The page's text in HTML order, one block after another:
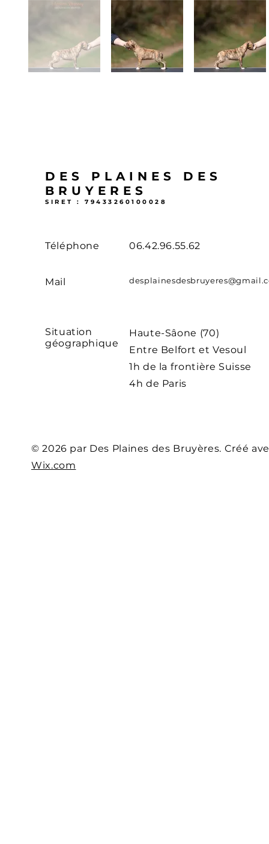
DES PLAINES DES
BRUYERES
SIRET : 79433260100028
Téléphone 06.42.96.55.62
Mail
Situation
géographique
Haute-Sâone (70)
Entre Belfort et Vesoul
1h de la frontière Suisse
4h de Paris
© 2026 par Des Plaines des Bruyères. Créé
Wix.com